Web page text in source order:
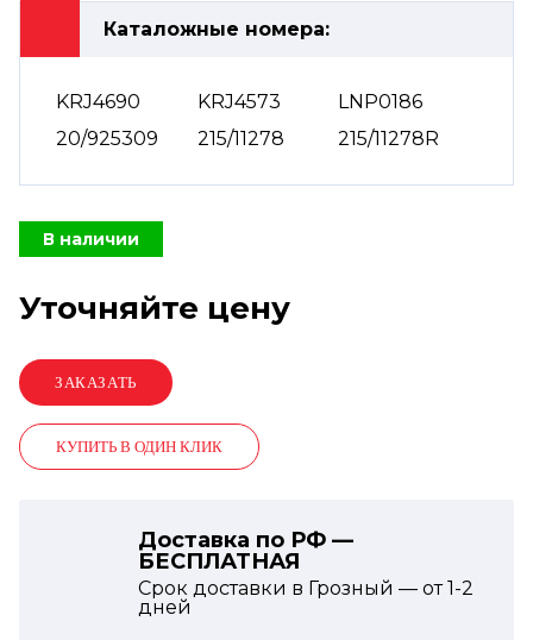
Каталожные номера:
KRJ4690 KRJ4573
LNP0186
20/925309
215/11278 215/11278R
В наличии
Уточняйте цену
КУПИТЬ В ОДИН КЛИК
Доставка по РФ —
БЕСПЛАТНАЯ
Срок доставки в Грозный — от1-2
дней